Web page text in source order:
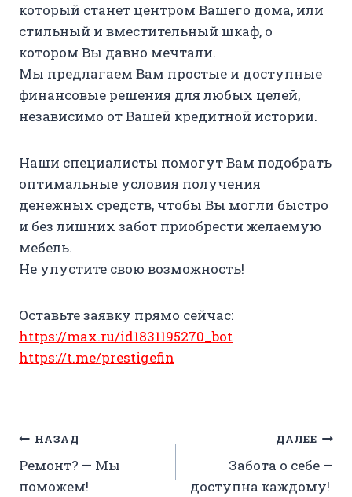
который станет центром Вашего дома, или
стильный и вместительный шкаф, о
котором Вы давно мечтали.
Мы предлагаем Вам простые и доступные
финансовые решения для любых целей,
независимо от Вашей кредитной истории.
Наши специалисты помогут Вам подобрать
оптимальные условия получения
денежных средств, чтобы Вы могли быстро
и без лишних забот приобрести желаемую
мебель.
Не упустите свою возможность!
Оставьте заявку прямо сейчас:
https://max.ru/id1831195270_bot
https://t.me/prestigefin
Навигация
по
НАЗАД
Ремонт? — Мы
поможем!
ДАЛЕЕ
Забота о себе —
доступна каждому!